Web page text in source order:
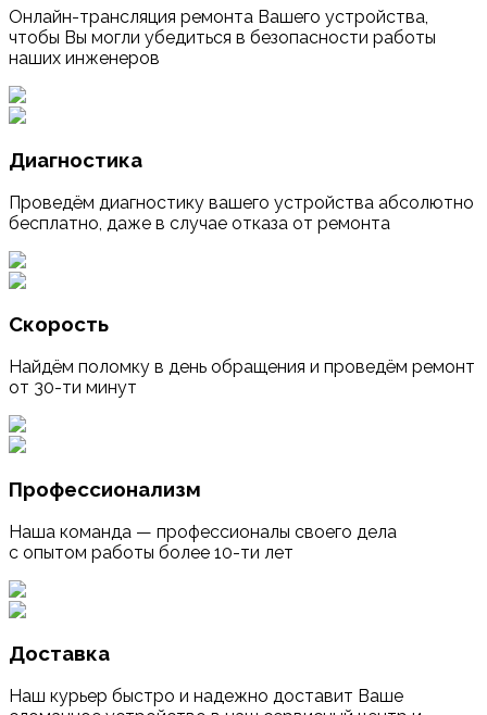
Онлайн-трансляция ремонта Вашего устройства,
чтобы Вы могли убедиться в безопасности работы
наших инженеров
Диагностика
Проведём диагностику вашего устройства абсолютно
бесплатно, даже в случае отказа от ремонта
Скорость
Найдём поломку в день обращения и проведём ремонт
от 30-ти минут
Профессионализм
Наша команда — профессионалы своего дела
с опытом работы более 10-ти лет
Доставка
Наш курьер быстро и надежно доставит Ваше